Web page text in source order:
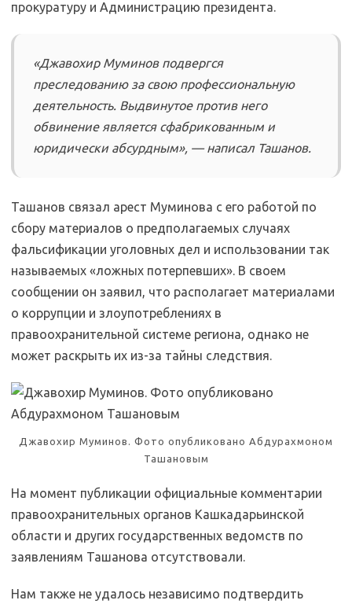
прокуратуру и Администрацию президента.
«Джавохир Муминов подвергся
преследованию за свою профессиональную
деятельность. Выдвинутое против него
обвинение является сфабрикованным и
юридически абсурдным», — написал Ташанов.
Ташанов связал арест Муминова с его работой по
сбору материалов о предполагаемых случаях
фальсификации уголовных дел и использовании так
называемых «ложных потерпевших». В своем
сообщении он заявил, что располагает материалами
о коррупции и злоупотреблениях в
правоохранительной системе региона, однако не
может раскрыть их из-за тайны следствия.
Джавохир Муминов. Фото опубликовано Абдурахмоном
Ташановым
На момент публикации официальные комментарии
правоохранительных органов Кашкадарьинской
области и других государственных ведомств по
заявлениям Ташанова отсутствовали.
Нам также не удалось независимо подтвердить